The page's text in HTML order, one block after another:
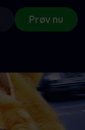
Prøv nu